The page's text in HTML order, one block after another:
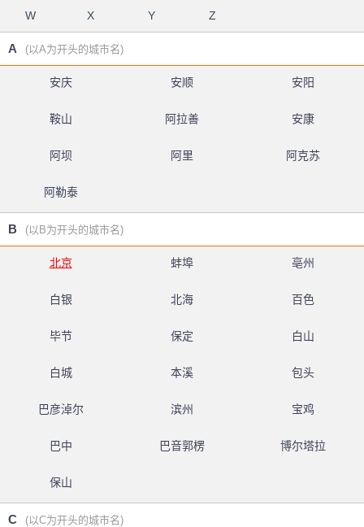
W X Y Z
A (以A为开头的城市名)
安庆 安顺 安阳
鞍山 阿拉善 安康
阿坝 阿里 阿克苏
阿勒泰
B (以B为开头的城市名)
北京 蚌埠 亳州
白银 北海 百色
毕节 保定 白山
白城 本溪 包头
巴彦淖尔 滨州 宝鸡
巴中 巴音郭楞 博尔塔拉
保山
C (以C为开头的城市名)